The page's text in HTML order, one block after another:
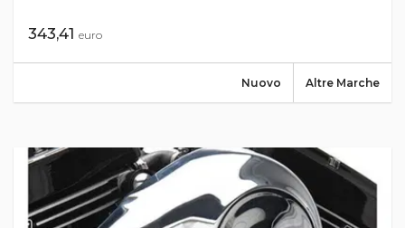
343,41 euro
Altre Marche
Nuovo